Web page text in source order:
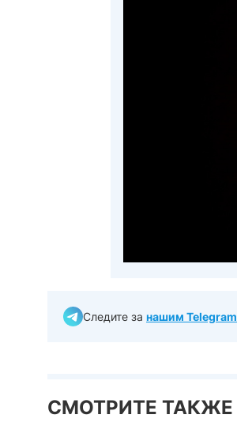
Следите за нашим Telegram
СМОТРИТЕ ТАКЖЕ